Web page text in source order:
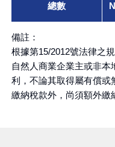
總數
備註：
根據第15/2012號法律之
自然人商業企業主或非
利，不論其取得屬有償或
繳納稅款外，尚須額外繳